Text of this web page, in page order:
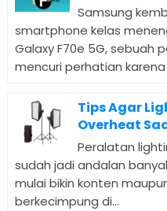
Samsung
smartphone kelas
Galaxy F70e 5G, sebuah
mencuri perhatian karena
Tips Agar
Overheat
Peralatan
sudah jadi andalan
mulai bikin konten
berkecimpung di...